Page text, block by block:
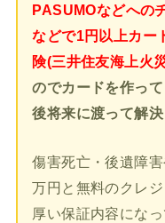
PASUMOなどへの
などで1円以上カー
険(三井住友海上火
のでカードを作っ
後将来に渡って解決
傷害死亡・後遺障
万円と無料のクレ
厚い保証内容になっ